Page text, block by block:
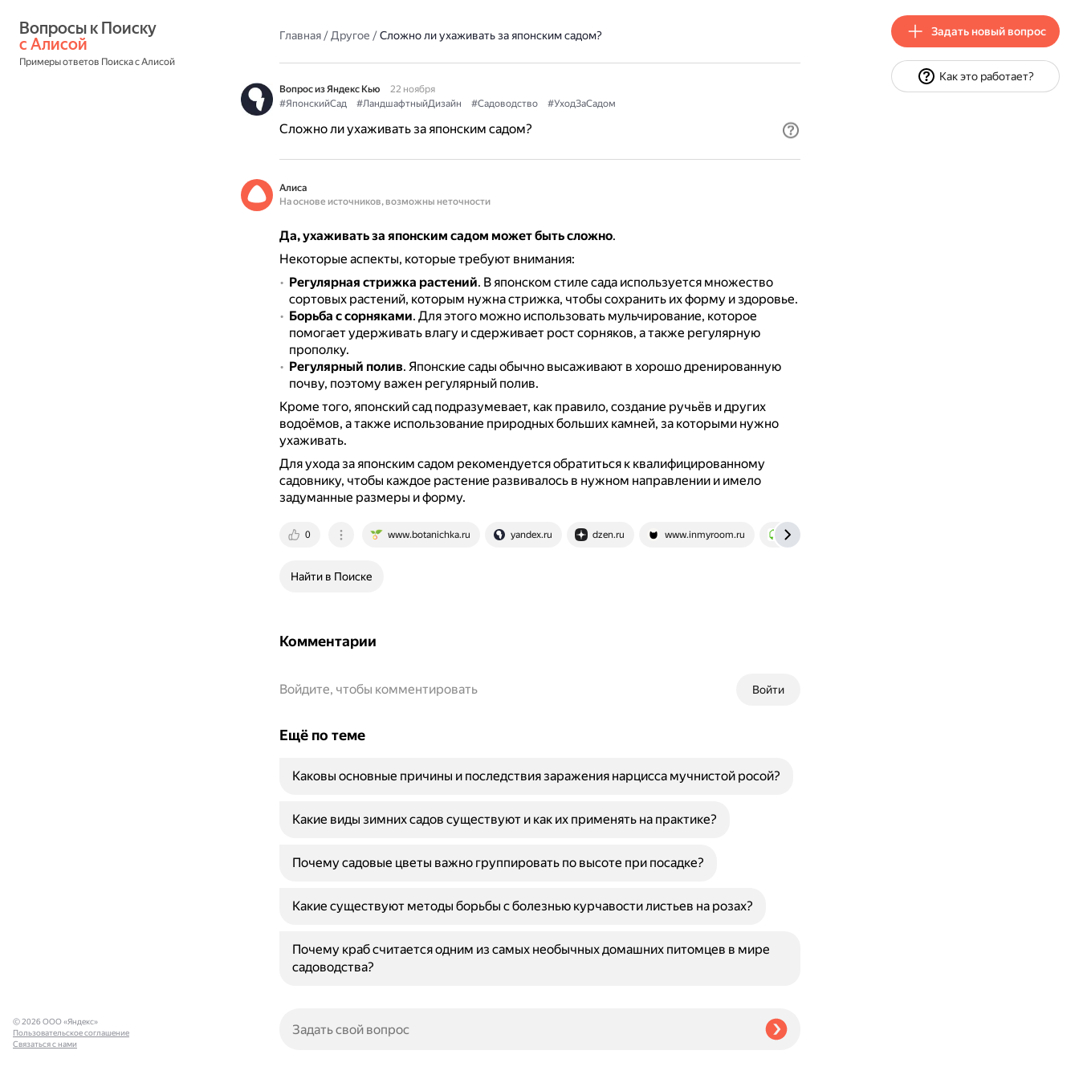
с Алисой
Примеры ответов Поиска с Алисой
Главная/Другое /Сложно ли ухаживать за японским садом?
Вопрос из Яндекс Кью
22 ноября
#ЯпонскийСад
#ЛандшафтныйДизайн #Садоводство #УходЗаСадом
Сложно ли ухаживать за японским садом?
Алиса
На основе источников, возможны неточности
Да, ухаживать за японским садом может быть сложно.
Некоторые аспекты, которые требуют внимания:
Регулярная стрижка растений. В японском стиле сада используется множество
сортовых растений, которым нужна стрижка, чтобы сохранить их форму и здоровье.
Борьба с сорняками. Для этого можно использовать мульчирование, которое
помогает удерживать влагу и сдерживает рост сорняков, а также регулярную
прополку.
Регулярный полив. Японские сады обычно высаживают в хорошо дренированную
почву, поэтому важен регулярный полив.
Кроме того, японский сад подразумевает, как правило, создание ручьёв и других
водоёмов, а также использование природных больших камней, за которыми нужно
ухаживать.
Для ухода за японским садом рекомендуется обратиться к квалифицированному
садовнику, чтобы каждое растение развивалось в нужном направлении и имело
задуманные размеры и форму.
0 www.botanichka.ru yandex.ru dzen.ru www.inmyroom.ru www.houzz.ru
Найти в Поиске
Комментарии
Войти
Войдите, чтобы комментировать
Ещё по теме
Каковы основные причины и последствия заражения нарцисса мучнистой росой?
Какие виды зимних садов существуют и как их применять на практике?
Почему садовые цветы важно группировать по высоте при посадке?
Какие существуют методы борьбы с болезнью курчавости листьев на розах?
Почему краб считается одним из самых необычных домашних питомцев в мире
садоводства?
© 2026 ООО «Яндекс»
Пользовательское соглашение
Связаться с нами
Задать новый вопрос
Как это работает?